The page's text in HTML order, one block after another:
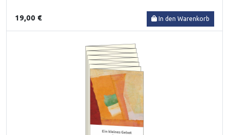
19,00 € In den Warenkorb